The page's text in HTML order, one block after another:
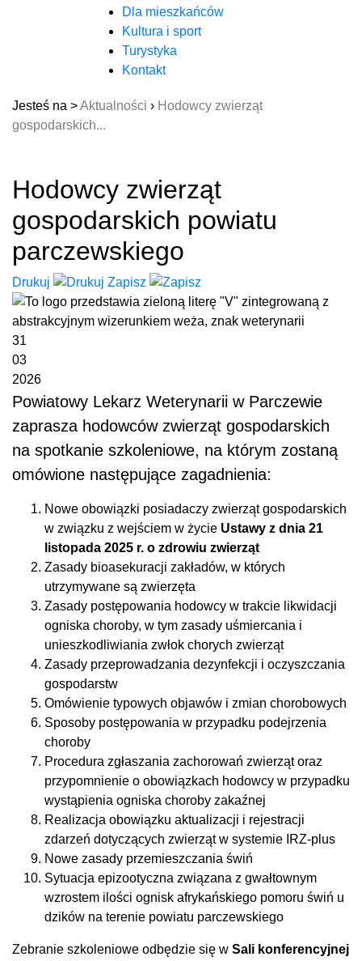
Dla mieszkańców
Kultura i sport
Turystyka
Kontakt
Jesteś na >Aktualności › Hodowcy zwierząt
gospodarskich...
Hodowcy zwierząt
gospodarskich powiatu
parczewskiego
Drukuj Zapisz
31
03
2026
Powiatowy Lekarz Weterynarii w Parczewie
zaprasza hodowców zwierząt gospodarskich
na spotkanie szkoleniowe, na którym zostaną
omówione następujące zagadnienia:
Nowe obowiązki posiadaczy zwierząt gospodarskich
w związku z wejściem w życie Ustawy z dnia 21
listopada 2025 r. o zdrowiu zwierząt
Zasady bioasekuracji zakładów, w których
utrzymywane są zwierzęta
Zasady postępowania hodowcy w trakcie likwidacji
ogniska choroby, w tym zasady uśmiercania i
unieszkodliwiania zwłok chorych zwierząt
Zasady przeprowadzania dezynfekcji i oczyszczania
gospodarstw
Omówienie typowych objawów i zmian chorobowych
Sposoby postępowania w przypadku podejrzenia
choroby
Procedura zgłaszania zachorowań zwierząt oraz
przypomnienie o obowiązkach hodowcy w przypadku
wystąpienia ogniska choroby zakaźnej
Realizacja obowiązku aktualizacji i rejestracji
zdarzeń dotyczących zwierząt w systemie IRZ-plus
Nowe zasady przemieszczania świń
Sytuacja epizootyczna związana z gwałtownym
wzrostem ilości ognisk afrykańskiego pomoru świń u
dzików na terenie powiatu parczewskiego
Zebranie szkoleniowe odbędzie się w Sali konferencyjnej